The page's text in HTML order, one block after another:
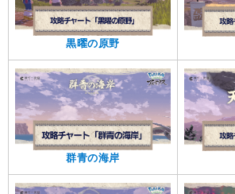
黒曜の原野
群青の海岸